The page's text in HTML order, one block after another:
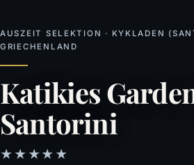
AUSZEIT SELEKTION · KYKLADEN
GRIECHENLAND
Katikies
Santorini
★★★★★